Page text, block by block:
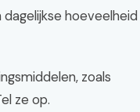
hoeveelheid
zoals
ze op.